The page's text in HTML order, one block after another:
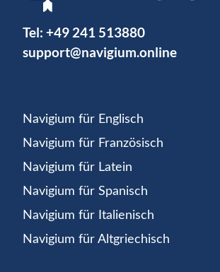
Tel: +49 241 513880
support@navigium.online
Navigium für Englisch
Navigium für Französisch
Navigium für Latein
Navigium für Spanisch
Navigium für Italienisch
Navigium für Altgriechisch